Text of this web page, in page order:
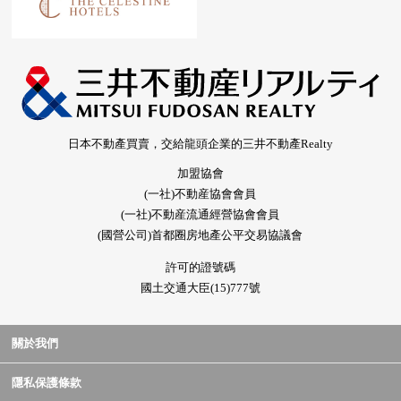
日本不動產買賣，交給龍頭企業的三井不動產Realty
加盟協會
(一社)不動産協會會員
(一社)不動産流通經營協會會員
(國營公司)首都圈房地產公平交易協議會
許可的證號碼
國土交通大臣(15)777號
關於我們
隱私保護條款